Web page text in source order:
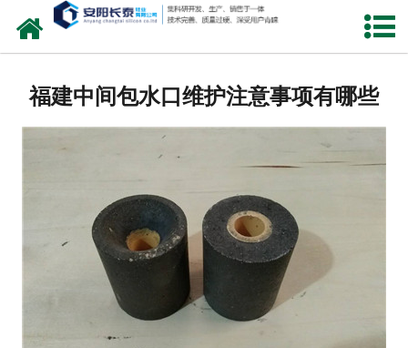
网站首页
中间包水口
定径水口
产品中心
新闻中心
福建中间包水口维护注意事项有哪些